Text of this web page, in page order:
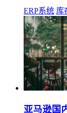
ERP系统 库
亚马逊国